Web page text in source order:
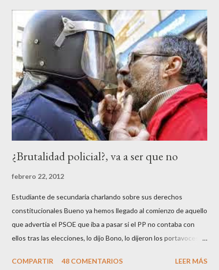
¿Brutalidad policial?, va a ser que no
febrero 22, 2012
Estudiante de secundaria charlando sobre sus derechos
constitucionales Bueno ya hemos llegado al comienzo de aquello
que advertía el PSOE que iba a pasar si el PP no contaba con
ellos tras las elecciones, lo dijo Bono, lo dijeron los portavoces
los okupas, los red skins, los sharps o los anarcos porque a estos
COMPARTIR 48 COMENTARIOS LEER MÁS